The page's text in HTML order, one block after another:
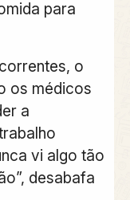
para
o
os médicos
a
vi algo tão
desabafa